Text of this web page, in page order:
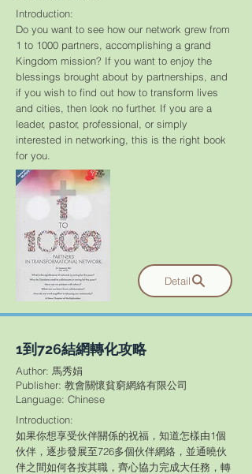
Introduction:
Do you want to see how our network grew from
1 to 1000 partners, accomplishing a grand
Kingdom mission? If you want to enjoy the
blessings brought about by partnerships, and
if you wish to find out how to transform lives
and cities, then look no further. If you are a
leader, pastor, professional, or simply
interested in networking, this is the right book
for you.
Detail
1到726結網轉化攻略
Author: 馬秀娟
Publisher: 教會關懷貧窮網絡有限公司
​Language: Chinese
Introduction:
如果你想享受伙伴關係的祝福，知道怎樣由1個
伙伴，逐步發展至726多個伙伴網絡，並通曉伙
伴之間如何各按其職，齊心協力完成大任務，轉